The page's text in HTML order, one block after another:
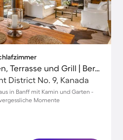
Ferienhaus mit Garten, Terrasse und Grill | Bergblick
District No. 9, Kanada
in Banff mit Kamin und Garten -
Momente